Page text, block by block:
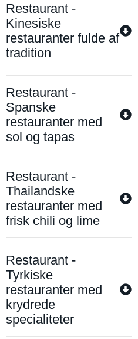
Restaurant -
Kinesiske
restauranter fulde af
tradition
Restaurant -
Spanske
restauranter med
sol og tapas
Restaurant -
Thailandske
restauranter med
frisk chili og lime
Restaurant -
Tyrkiske
restauranter med
krydrede
specialiteter